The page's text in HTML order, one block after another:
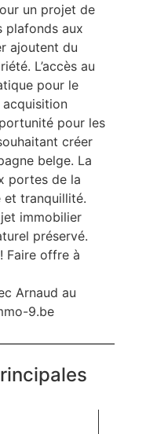
un projet de
plafonds aux
ajoutent du
L’accès au
pour le
acquisition
pour les
créer
belge. La
portes de la
et tranquillité.
immobilier
préservé.
Faire offre à
Arnaud au
9.be